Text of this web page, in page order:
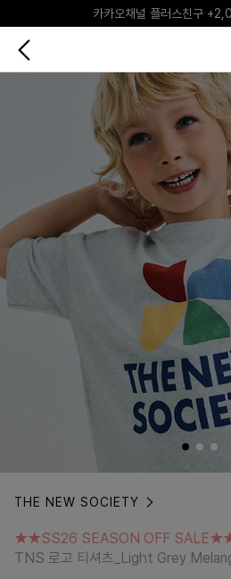
포레포레 앱 다운로드
하우스오브캐러셀, 국내단독
THE NEW SOCIETY
TNS 로고 티셔츠_Light Grey Melange
★★SS26 SEASON OFF
TNS 로고 티셔츠_Light Grey